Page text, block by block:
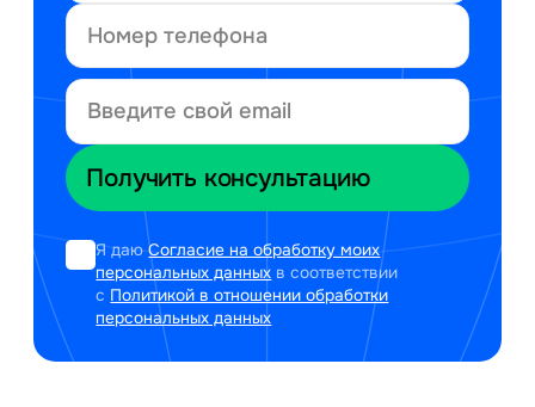
Я даюСогласие на обработку моих
персональных данных в соответствии
с Политикой в отношении обработки
персональных данных